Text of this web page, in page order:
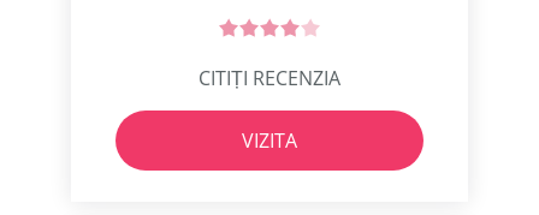
CITIȚI RECENZIA
VIZITA